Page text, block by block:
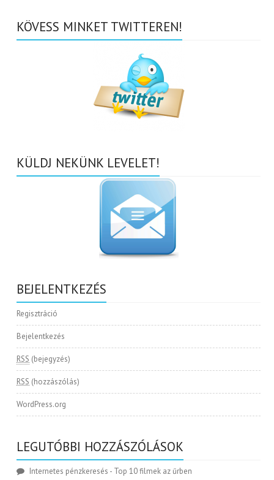
KÖVESS MINKET TWITTEREN!
KÜLDJ NEKÜNK LEVELET!
BEJELENTKEZÉS
Regisztráció
Bejelentkezés
RSS (bejegyzés)
RSS (hozzászólás)
WordPress.org
LEGUTÓBBI HOZZÁSZÓLÁSOK
Internetes pénzkeresés - Top 10 filmek az űrben